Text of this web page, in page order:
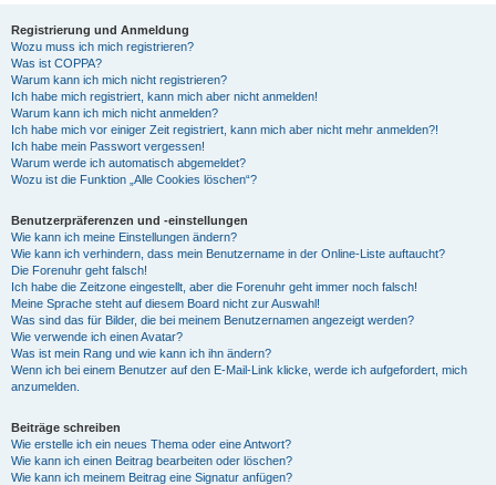
Registrierung und Anmeldung
Wozu muss ich mich registrieren?
Was ist COPPA?
Warum kann ich mich nicht registrieren?
Ich habe mich registriert, kann mich aber nicht anmelden!
Warum kann ich mich nicht anmelden?
Ich habe mich vor einiger Zeit registriert, kann mich aber nicht mehr anmelden?!
Ich habe mein Passwort vergessen!
Warum werde ich automatisch abgemeldet?
Wozu ist die Funktion „Alle Cookies löschen“?
Benutzerpräferenzen und -einstellungen
Wie kann ich meine Einstellungen ändern?
Wie kann ich verhindern, dass mein Benutzername in der Online-Liste auftaucht?
Die Forenuhr geht falsch!
Ich habe die Zeitzone eingestellt, aber die Forenuhr geht immer noch falsch!
Meine Sprache steht auf diesem Board nicht zur Auswahl!
Was sind das für Bilder, die bei meinem Benutzernamen angezeigt werden?
Wie verwende ich einen Avatar?
Was ist mein Rang und wie kann ich ihn ändern?
Wenn ich bei einem Benutzer auf den E-Mail-Link klicke, werde ich aufgefordert, mich
anzumelden.
Beiträge schreiben
Wie erstelle ich ein neues Thema oder eine Antwort?
Wie kann ich einen Beitrag bearbeiten oder löschen?
Wie kann ich meinem Beitrag eine Signatur anfügen?